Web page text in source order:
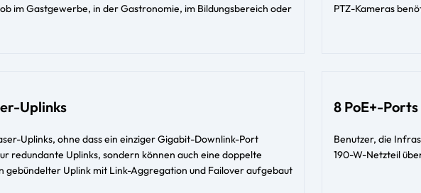
im Gastgewerbe, in der Gastronomie, im Bildungsbereich oder
PTZ-Kameras
Uplinks
Uplinks, ohne dass ein einziger Gigabit-Downlink-Port
redundante Uplinks, sondern können auch eine doppelte
gebündelter Uplink mit Link-Aggregation und Failover aufgebaut
8 PoE+-
Benutzer, die
190-W-Netzteil